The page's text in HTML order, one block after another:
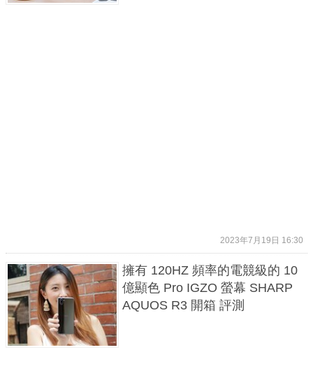
2023年7月19日 16:30
擁有 120HZ 頻率的電競級的 10
億顯色 Pro IGZO 螢幕 SHARP
AQUOS R3 開箱 評測